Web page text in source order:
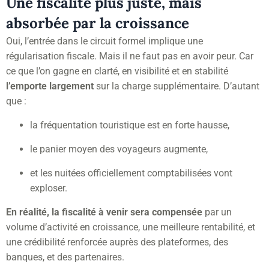
absorbée par la croissance
Oui, l’entrée dans le circuit formel implique une
régularisation fiscale. Mais il ne faut pas en avoir peur. Car
ce que l’on gagne en clarté, en visibilité et en stabilité
l’emporte largement sur la charge supplémentaire. D’autant
que :
la fréquentation touristique est en forte hausse,
le panier moyen des voyageurs augmente,
et les nuitées officiellement comptabilisées vont
exploser.
En réalité, la fiscalité à venir sera compensée par un
volume d’activité en croissance, une meilleure rentabilité, et
une crédibilité renforcée auprès des plateformes, des
banques, et des partenaires.